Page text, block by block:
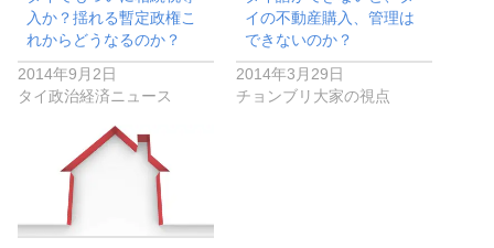
入か？揺れる暫定政権こ
れからどうなるのか？
2014年9月2日
タイ政治経済ニュース
イの不動産購入、管理は
できないのか？
2014年3月29日
チョンブリ大家の視点